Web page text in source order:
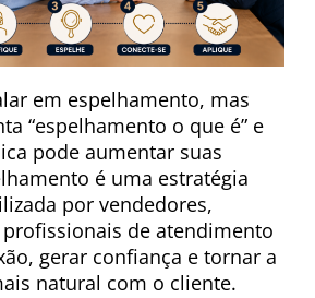
em espelhamento, mas
“espelhamento o que é” e
pode aumentar suas
é uma estratégia
por vendedores,
de atendimento
gerar confiança e tornar a
natural com o cliente.